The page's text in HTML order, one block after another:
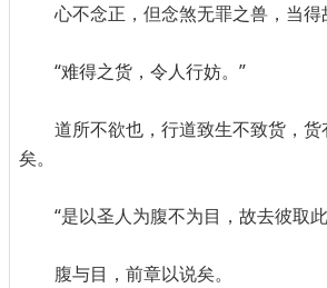
心不念正，但念煞无罪之兽，当得
“难得之货，令人行妨。”
道所不欲也，行道致生不致货，
矣。
“是以圣人为腹不为目，故去彼取
腹与目，前章以说矣。